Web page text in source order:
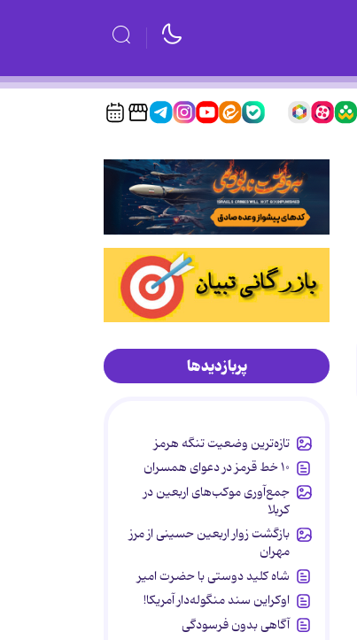
پربازدیدها
تازه‌ترین وضعیت تنگه هرمز
۱۰ خط قرمز در دعوای همسران
جمع‌آوری موکب‌های اربعین در
کربلا
بازگشت زوار اربعین حسینی از مرز
مهران
شاه کلید دوستی با حضرت امیر
اوکراین سند منگوله‌دار آمریکا!
آگاهی بدون فرسودگی